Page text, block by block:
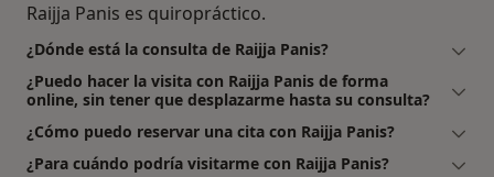
Raijja Panis es quiropráctico.
¿Dónde está la consulta de Raijja Panis?
¿Puedo hacer la visita con Raijja Panis de forma
online, sin tener que desplazarme hasta su consulta?
¿Cómo puedo reservar una cita con Raijja Panis?
¿Para cuándo podría visitarme con Raijja Panis?